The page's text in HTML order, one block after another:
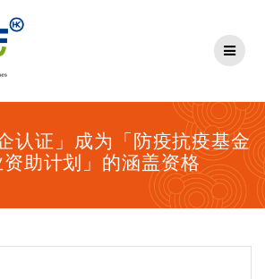
认证」成为「防疫抗疫基金
助计划」的涵盖资格